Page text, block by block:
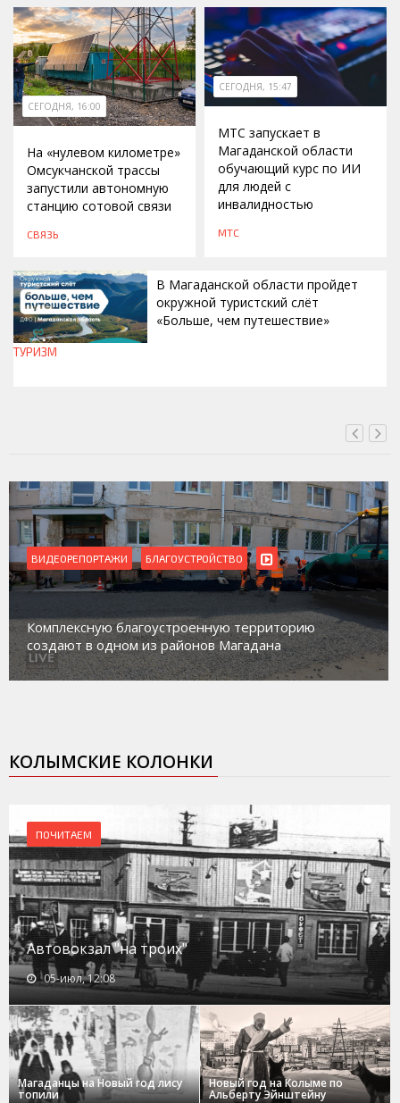
СЕГОДНЯ, 16:00
На «нулевом километре»
Омсукчанской трассы
запустили автономную
станцию сотовой связи
СВЯЗЬ
СЕГОДНЯ, 15:47
МТС запускает в
Магаданской области
обучающий курс по ИИ
для людей с
инвалидностью
МТС
В Магаданской области пройдет
окружной туристский слёт
«Больше, чем путешествие»
ТУРИЗМ
ВИДЕОРЕПОРТАЖИ БЛАГОУСТРОЙСТВО
Комплексную благоустроенную территорию
создают в одном из районов Магадана
КОЛЫМСКИЕ КОЛОНКИ
ПОЧИТАЕМ
Автовокзал "на троих"
05-июл, 12:08
Магаданцы на Новый год лису
топили
Новый год на Колыме по
Альберту Эйнштейну